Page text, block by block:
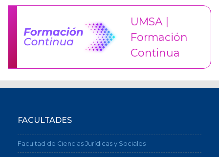
UMSA |
Formación
Continua
FACULTADES
Facultad de Ciencias Jurídicas y Sociales